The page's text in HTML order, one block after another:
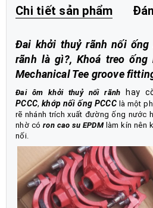
Chi tiết sản phẩm
Đai khởi thuỷ rãnh nối ống
rãnh là gì?, Khoá treo
Mechanical Tee groove
Đai ôm khởi thuỷ nối rãnh hay
PCCC,khớp nối ống PCCC là một
rẽ nhánh trích xuất đường ống nước
nhờ córon cao su EPDMlàm kín nên
nối.